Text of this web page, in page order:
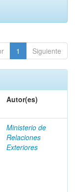
1 Siguiente
Autor(es)
Ministerio de
Relaciones
Exteriores